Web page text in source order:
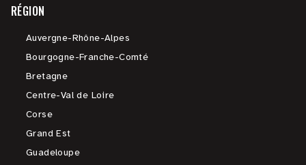
RÉGION
Auvergne-Rhône-Alpes
Bourgogne-Franche-Comté
Bretagne
Centre-Val de Loire
Corse
Grand Est
Guadeloupe